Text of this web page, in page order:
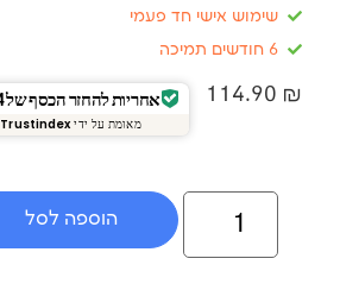
שימוש אישי חד פעמי
6 חודשים תמיכה
114.90 ₪ אחריות להחזר הכסף של 14 יום
מאומת על ידי Trustindex
הוספה לסל